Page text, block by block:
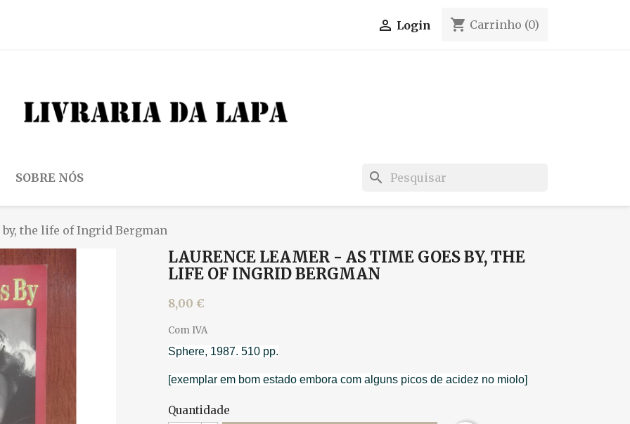
 Login shopping_cart Carrinho (0)
SOBRE NÓS search
the life of Ingrid Bergman
LAURENCE LEAMER - AS TIME GOES BY, THE
LIFE OF INGRID BERGMAN
8,00 €
Com IVA
Sphere, 1987. 510 pp.
[exemplar em bom estado embora com alguns picos de acidez no miolo]
Quantidade